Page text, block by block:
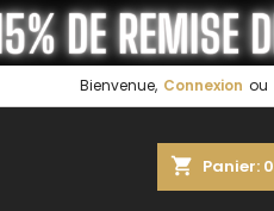
Bienvenue, Connexion ou
shopping_cart Panier: 0